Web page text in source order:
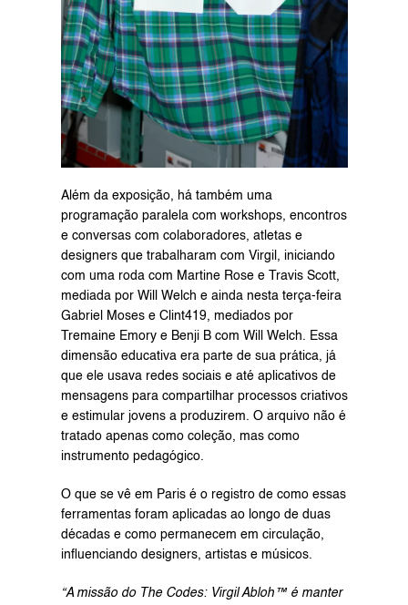
Além da exposição, há também uma
programação paralela com workshops, encontros
e conversas com colaboradores, atletas e
designers que trabalharam com Virgil, iniciando
com uma roda com Martine Rose e Travis Scott,
mediada por Will Welch e ainda nesta terça-feira
Gabriel Moses e Clint419, mediados por
Tremaine Emory e Benji B com Will Welch. Essa
dimensão educativa era parte de sua prática, já
que ele usava redes sociais e até aplicativos de
mensagens para compartilhar processos criativos
e estimular jovens a produzirem. O arquivo não é
tratado apenas como coleção, mas como
instrumento pedagógico.
O que se vê em Paris é o registro de como essas
ferramentas foram aplicadas ao longo de duas
décadas e como permanecem em circulação,
influenciando designers, artistas e músicos.
“A missão do The Codes: Virgil Abloh™ é manter